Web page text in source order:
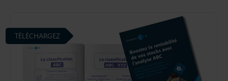
TÉLÉCHARGEZ